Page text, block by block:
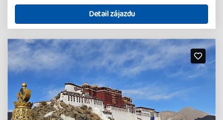
Detail zájazdu